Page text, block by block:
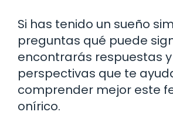
Si has tenido un sueño
preguntas qué puede
encontrarás respuestas y
perspectivas que te
comprender mejor este
onírico.